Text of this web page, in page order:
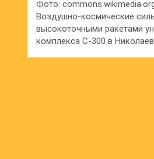
Фото:
Воздушно-космические
высокоточными ракетами
комплекса С-300 в